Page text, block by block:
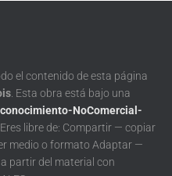
el contenido de esta página
. Esta obra está bajo una
NoComercial-
. Eres libre de: Compartir — copiar
medio o formato Adaptar —
partir del material con